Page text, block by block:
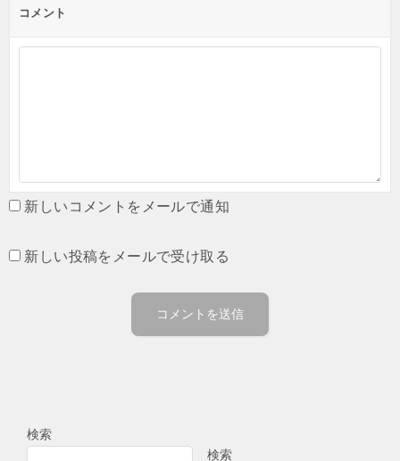
コメント
新しいコメントをメールで通知
新しい投稿をメールで受け取る
検索
検索